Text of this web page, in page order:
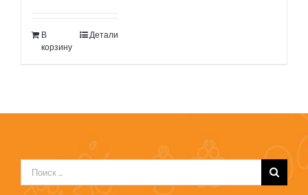
В
корзину
Детали
Результат
поиска: